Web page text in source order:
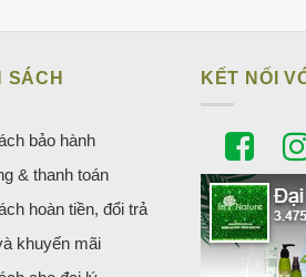
SÁCH
bảo hành
& thanh toán
hoàn tiền, đổi trả
khuyến mãi
KẾT NỐI